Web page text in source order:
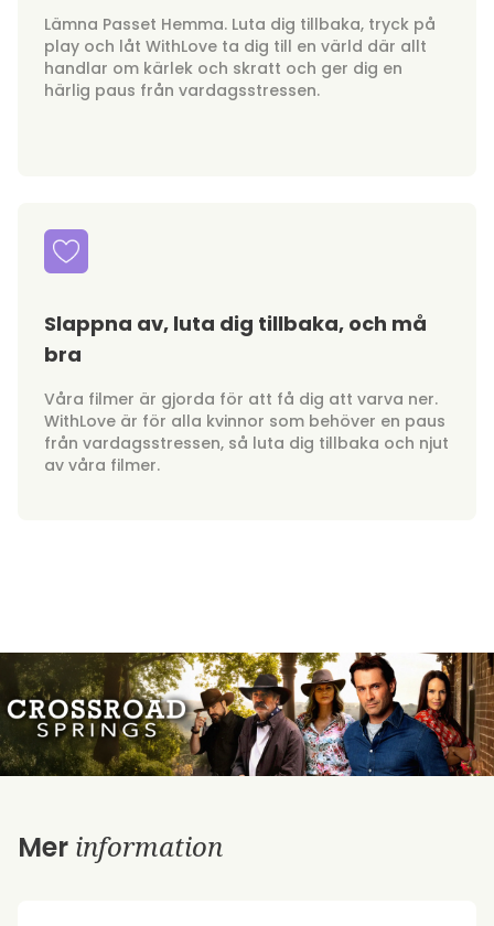
Lämna Passet Hemma. Luta dig tillbaka, tryck på
play och låt WithLove ta dig till en värld där allt
handlar om kärlek och skratt och ger dig en
härlig paus från vardagsstressen.
Slappna av, luta dig tillbaka, och må
bra
Våra filmer är gjorda för att få dig att varva ner.
WithLove är för alla kvinnor som behöver en paus
från vardagsstressen, så luta dig tillbaka och njut
av våra filmer.
Mer information